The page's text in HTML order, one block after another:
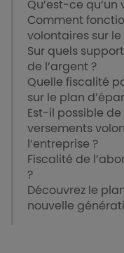
Qu’est-ce
Comment
volontaires sur le
Sur quels
de l’argent ?
Quelle fiscalité
sur le plan
Est-il possible
versements
l’entreprise ?
Fiscalité de
?
Découvrez le
nouvelle